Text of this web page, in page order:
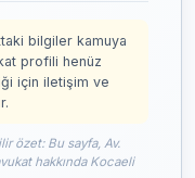
bilgiler kamuya
profili henüz
için iletişim ve
özet: Bu sayfa, Av.
hakkında Kocaeli